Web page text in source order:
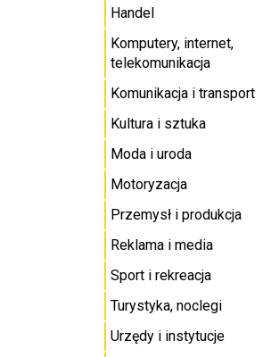
Handel
Komputery, internet,
telekomunikacja
Komunikacja i transport
Kultura i sztuka
Moda i uroda
Motoryzacja
Przemysł i produkcja
Reklama i media
Sport i rekreacja
Turystyka, noclegi
Urzędy i instytucje